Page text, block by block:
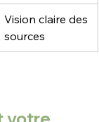
Vision claire des
sources